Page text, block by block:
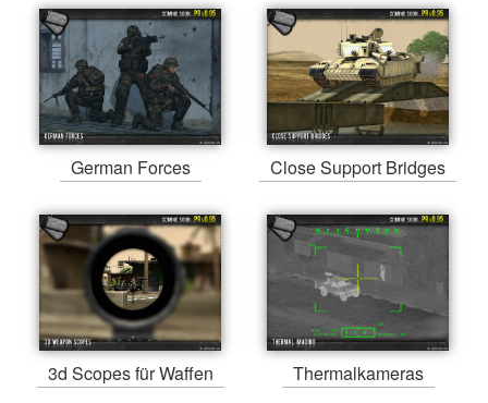
German Forces Close Support Bridges
3d Scopes für Waffen Thermalkameras